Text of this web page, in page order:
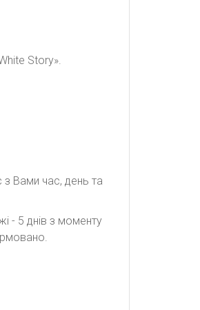
Story».
з Вами час, день та
- 5 днів з моменту